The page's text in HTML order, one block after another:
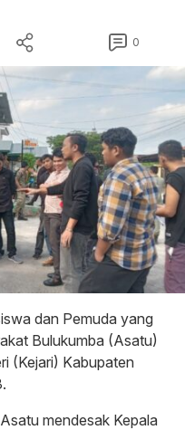
0
dan Pemuda yang
Bulukumba (Asatu)
(Kejari) Kabupaten
mendesak Kepala